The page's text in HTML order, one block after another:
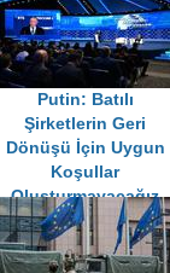
Putin: Batılı
Şirketlerin Geri
Dönüşü İçin Uygun
Koşullar
Oluşturmayacağız